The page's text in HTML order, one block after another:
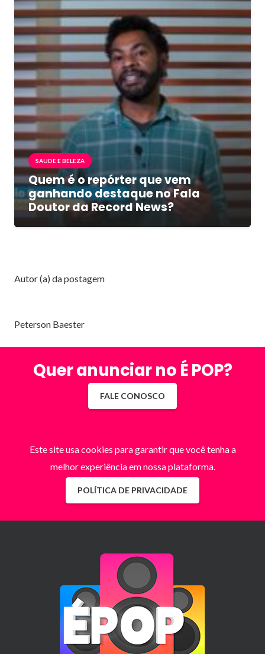
SAUDE E BELEZA
Quem é o repórter que vem
ganhando destaque no Fala
Doutor da Record News?
Autor (a) da postagem
Peterson Baester
Quer anunciar no É POP?
FALE CONOSCO
Este site usa cookies para garantir que você tenha a
melhor experiência em nossa plataforma.
POLÍTICA DE PRIVACIDADE